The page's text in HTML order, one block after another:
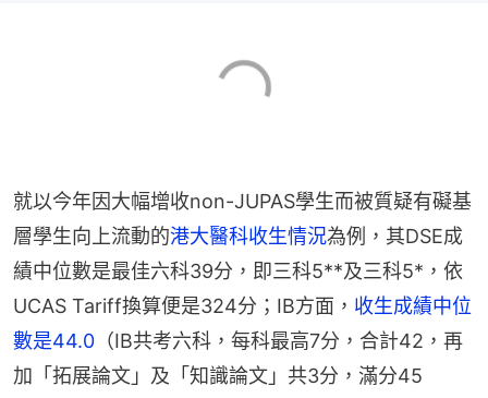
就以今年因大幅增收non-JUPAS學生而被質疑有礙基
層學生向上流動的港大醫科收生情況為例，其DSE成
績中位數是最佳六科39分，即三科5**及三科5*，依
UCAS Tariff換算便是324分；IB方面， 收生成績中位
數是44.0 （IB共考六科，每科最高7分，合計42，再
加「拓展論文」及「知識論文」共3分，滿分45